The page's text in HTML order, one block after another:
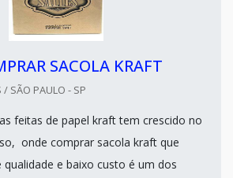
SACOLA KRAFT
/ SÃO PAULO - SP
feitas de papel kraft tem crescido no
onde comprar sacola kraft que
e baixo custo é um dos